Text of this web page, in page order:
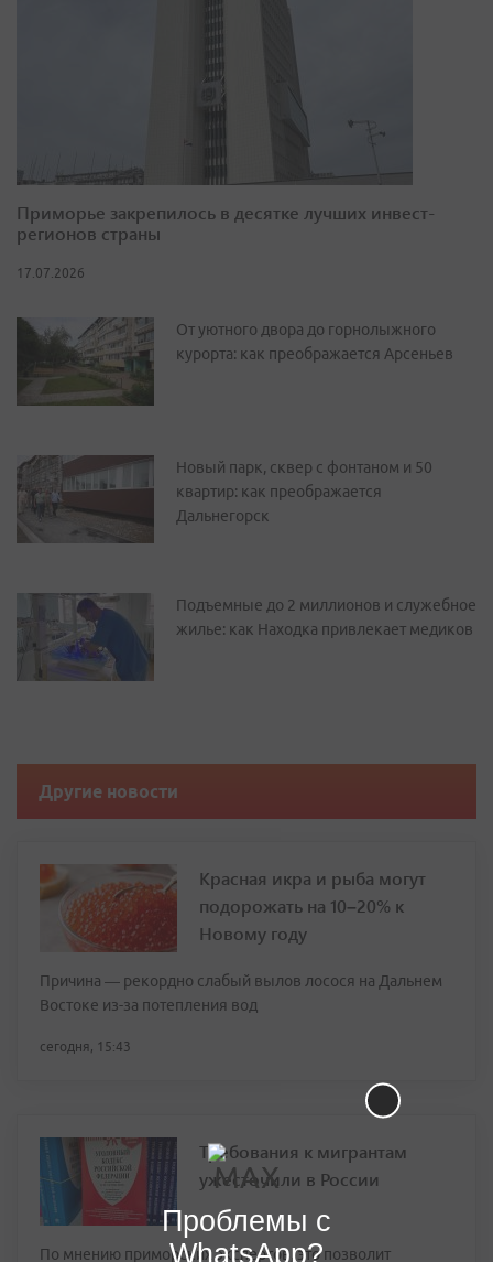
Приморье закрепилось в десятке лучших инвест-
регионов страны
17.07.2026
От уютного двора до горнолыжного
курорта: как преображается Арсеньев
Новый парк, сквер с фонтаном и 50
квартир: как преображается
Дальнегорск
Подъемные до 2 миллионов и служебное
жилье: как Находка привлекает медиков
Другие новости
Красная икра и рыба могут
подорожать на 10–20% к
Новому году
Причина — рекордно слабый вылов лосося на Дальнем
Востоке из-за потепления вод
сегодня, 15:43
Требования к мигрантам
ужесточили в России
По мнению приморских экспертов, это позволит
Проблемы с
WhatsApp?